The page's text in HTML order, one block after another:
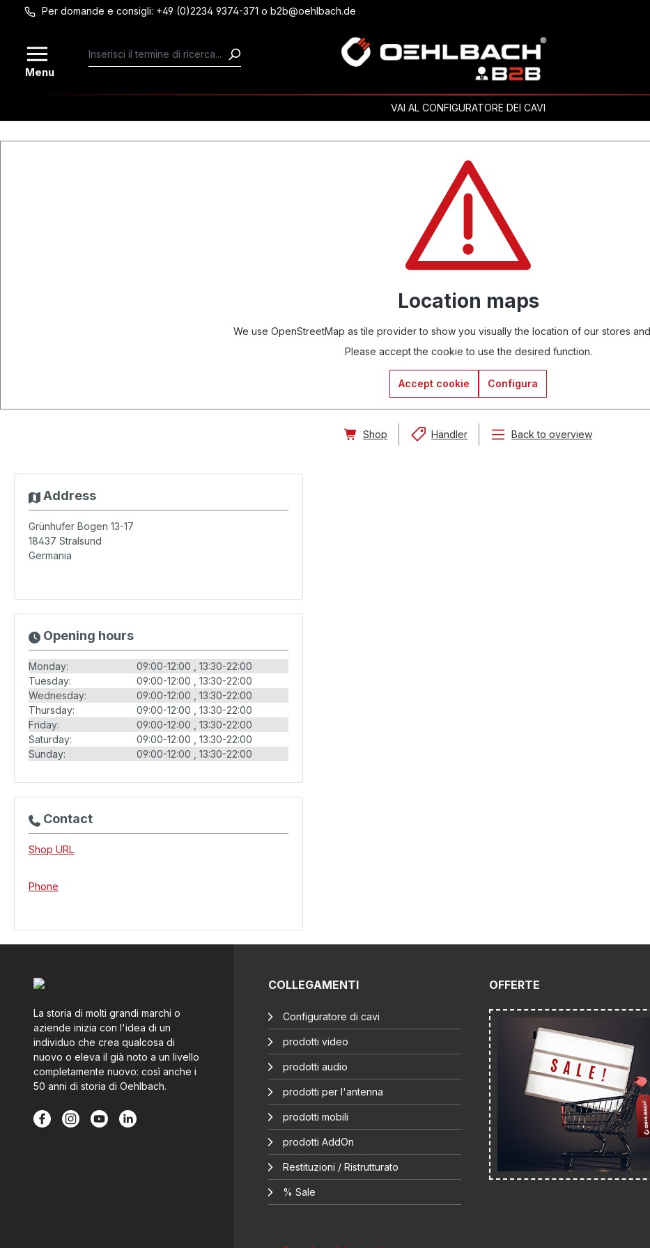
Passa al contenuto principale
Per domande e consigli: +49 (0)2234 9374-371 o b2b@oehlbach.de
Menu
VAI AL CONFIGURATORE DEI CAVI
Location maps
We use OpenStreetMap as tile provider to show you visually the location of our stores
Please accept the cookie to use the desired function.
Accept cookie Configura
Shop Händler Back to overview
Address
Grünhufer Bogen 13-17
18437 Stralsund
Germania
Opening hours
Monday: 09:00-12:00
13:30-22:00
Tuesday:
09:00-12:00
13:30-22:00
Wednesday:
09:00-12:00
13:30-22:00
Thursday:
09:00-12:00
13:30-22:00
Friday:
09:00-12:00
13:30-22:00
Saturday:
09:00-12:00
13:30-22:00
Sunday:
09:00-12:00 13:30-22:00
Contact
Shop URL
Phone
La storia di molti grandi marchi o
aziende inizia con l'idea di un
individuo che crea qualcosa di
nuovo o eleva il già noto a un livello
completamente nuovo: così anche i
50 anni di storia di Oehlbach.
COLLEGAMENTI
Configuratore di cavi
prodotti video
prodotti audio
prodotti per l'antenna
prodotti mobili
prodotti AddOn
Restituzioni / Ristrutturato
% Sale
OFFERTE